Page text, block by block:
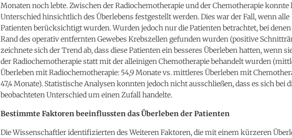
Monaten noch lebte. Zwischen der Radiochemotherapie und der Chemotherapie konnte
Unterschied hinsichtlich des Überlebens festgestellt werden. Dies war der Fall, wenn alle
Patienten berücksichtigt wurden. Wurden jedoch nur die Patienten betrachtet, bei
Rand des operativ entfernten Gewebes Krebszellen gefunden wurden (positive
zeichnete sich der Trend ab, dass diese Patienten ein besseres Überleben hatten, wenn
der Radiochemotherapie statt mit der alleinigen Chemotherapie behandelt wurden
Überleben mit Radiochemotherapie: 54,9 Monate vs. mittleres Überleben mit
47,4 Monate). Statistische Analysen konnten jedoch nicht ausschließen, dass es sich bei
beobachteten Unterschied um einen Zufall handelte.
Bestimmte Faktoren beeinflussten das Überleben der Patienten
Die Wissenschaftler identifizierten des Weiteren Faktoren, die mit einem kürzeren